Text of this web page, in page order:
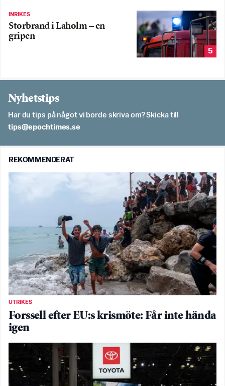
INRIKES
Storbrand i Laholm – en
gripen
5
Nyhetstips
Har du tips på något vi borde skriva om? Skicka till
es.semithcope@spit
REKOMMENDERAT
UTRIKES
Forssell efter EU:s krismöte: Får inte hända
igen